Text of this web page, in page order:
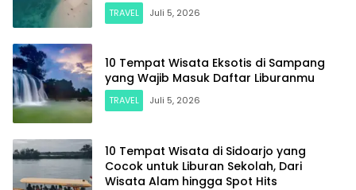
TRAVEL Juli 5, 2026
10 Tempat Wisata Eksotis di Sampang
yang Wajib Masuk Daftar Liburanmu
TRAVEL Juli 5, 2026
10 Tempat Wisata di Sidoarjo yang
Cocok untuk Liburan Sekolah, Dari
Wisata Alam hingga Spot Hits